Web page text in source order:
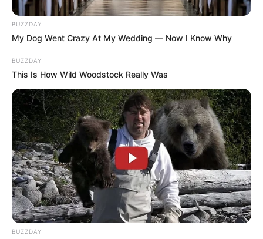
BUZZDAY
My Dog Went Crazy At My Wedding — Now I Know Why
BUZZDAY
This Is How Wild Woodstock Really Was
BUZZDAY